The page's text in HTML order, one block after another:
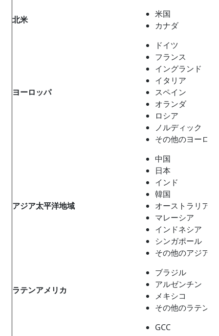
北米
米国
カナダ
ヨーロッパ
ドイツ
フランス
イングランド
イタリア
スペイン
オランダ
ロシア
ノルディック
その他のヨーロ
アジア太平洋地域
中国
日本
インド
韓国
オーストラリア
マレーシア
インドネシア
シンガポール
その他のアジア
ラテンアメリカ
ブラジル
アルゼンチン
メキシコ
その他のラテン
GCC